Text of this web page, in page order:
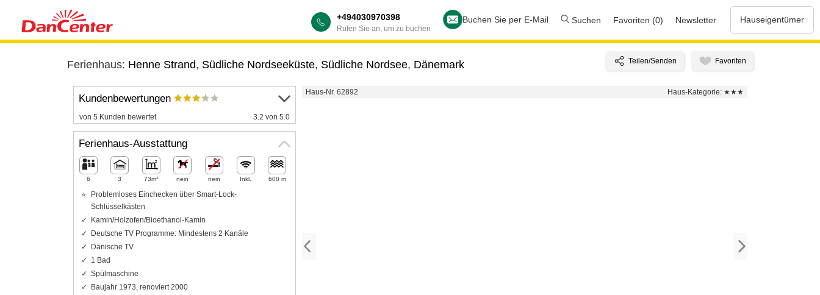
+494030970398
Rufen Sie an, um zu buchen
Buchen Sie per E-Mail Suchen Favoriten (0) Newsletter Hauseigentümer
Ferienhaus: Henne Strand, Südliche Nordseeküste, Südliche Nordsee, Dänemark
Haus-Nr. 62892 Haus-Kategorie: ★★★
Kundenbewertungen
von 5 Kunden bewertet 3.2 von 5.0
Ferienhaus-Ausstattung
6 3 73m² nein nein Inkl. 600 m
Problemloses Einchecken über Smart-Lock-
Schlüsselkästen
Kamin/Holzofen/Bioethanol-Kamin
Deutsche TV Programme: Mindestens 2 Kanäle
Dänische TV
1 Bad
Spülmaschine
Baujahr 1973, renoviert 2000